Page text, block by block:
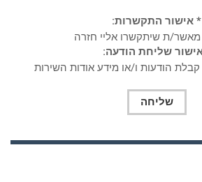
* אישור התקשרות:
מאשר/ת שיתקשרו אליי חזרה
שליחת הודעה:
הודעות ו/או מידע אודות השירות